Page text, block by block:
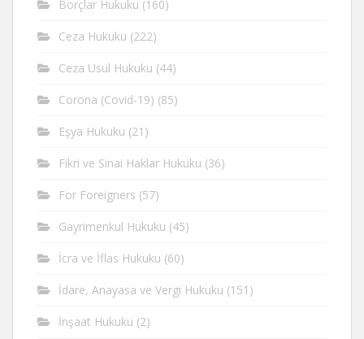
Borçlar Hukuku (160)
Ceza Hukuku (222)
Ceza Usul Hukuku (44)
Corona (Covid-19) (85)
Eşya Hukuku (21)
Fikri ve Sinai Haklar Hukuku (36)
For Foreigners (57)
Gayrimenkul Hukuku (45)
İcra ve İflas Hukuku (60)
İdare, Anayasa ve Vergi Hukuku (151)
İnşaat Hukuku (2)